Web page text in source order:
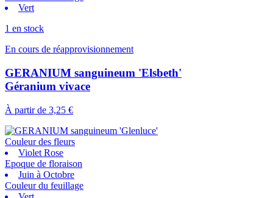
Vert
1 en stock
En cours de réapprovisionnement
GERANIUM sanguineum 'Elsbeth'
Géranium vivace
À partir de 3,25 €
Couleur des fleurs
Violet Rose
Epoque de floraison
Juin à Octobre
Couleur du feuillage